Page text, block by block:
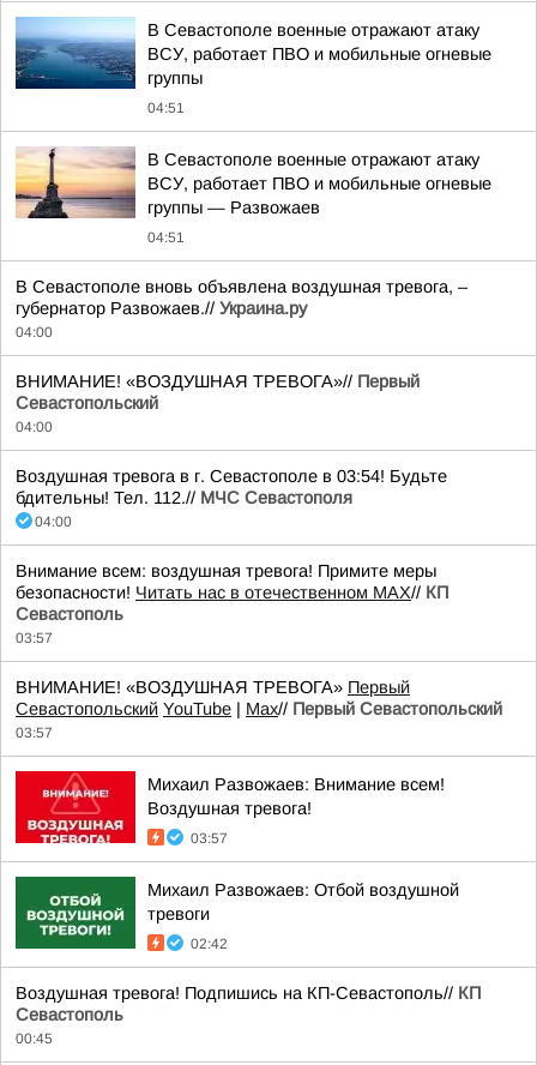
В Севастополе военные отражают атаку
ВСУ, работает ПВО и мобильные огневые
группы
04:51
В Севастополе военные отражают атаку
ВСУ, работает ПВО и мобильные огневые
группы — Развожаев
04:51
В Севастополе вновь объявлена воздушная тревога, –
губернатор Развожаев.// Украина.ру
04:00
ВНИМАНИЕ! «ВОЗДУШНАЯ ТРЕВОГА»// Первый
Севастопольский
04:00
Воздушная тревога в г. Севастополе в 03:54! Будьте
бдительны! Тел. 112.// МЧС Севастополя
04:00
Внимание всем: воздушная тревога! Примите меры
безопасности! Читать нас в отечественном MAX// КП
Севастополь
03:57
ВНИМАНИЕ! «ВОЗДУШНАЯ ТРЕВОГА» Первый
Севастопольский YouTube | Max// Первый Севастопольский
03:57
Михаил Развожаев: Внимание всем!
Воздушная тревога!
03:57
Михаил Развожаев: Отбой воздушной
тревоги
02:42
Воздушная тревога! Подпишись на КП-Севастополь// КП
Севастополь
00:45